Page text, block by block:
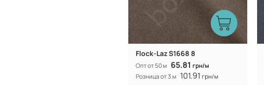
Flock-Laz S1668 8
Опт от 50 м 65.81 грн/м
Розница от 3 м 101.91 грн/м